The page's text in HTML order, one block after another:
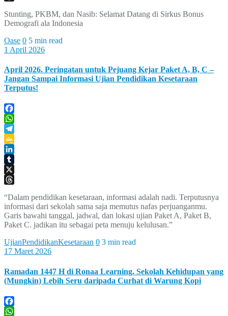
Stunting, PKBM, dan Nasib: Selamat Datang di Sirkus Bonus
Demografi ala Indonesia
Oase 0 5 min read
1 April 2026
April 2026. Peringatan untuk Pejuang Kejar Paket A, B, C –
Jangan Sampai Informasi Ujian Pendidikan Kesetaraan
Terputus!
Facebook
WhatsApp
Telegram
Google
Classroom
LinkedIn
Tumblr
X
“Dalam pendidikan kesetaraan, informasi adalah nadi. Terputusnya
informasi dari sekolah sama saja memutus nafas perjuanganmu.
Garis bawahi tanggal, jadwal, dan lokasi ujian Paket A, Paket B,
Paket C. jadikan itu sebagai peta menuju kelulusan.”
UjianPendidikanKesetaraan 0 3 min read
17 Maret 2026
Ramadan 1447 H di Ronaa Learning. Sekolah Kehidupan yang
(Mungkin) Lebih Seru daripada Curhat di Warung Kopi
Facebook